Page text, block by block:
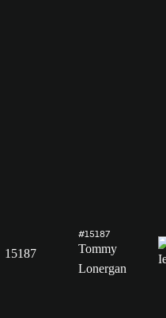
15187
#15187
Tommy
Lonergan